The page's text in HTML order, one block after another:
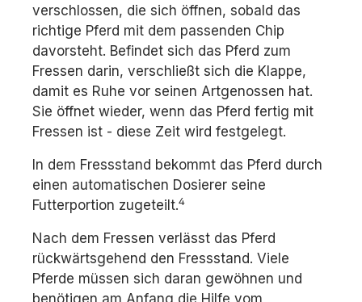
verschlossen, die sich öffnen, sobald das
richtige Pferd mit dem passenden Chip
davorsteht. Befindet sich das Pferd zum
Fressen darin, verschließt sich die Klappe,
damit es Ruhe vor seinen Artgenossen hat.
Sie öffnet wieder, wenn das Pferd fertig mit
Fressen ist - diese Zeit wird festgelegt.
In dem Fressstand bekommt das Pferd durch
einen automatischen Dosierer seine
Futterportion zugeteilt.4
Nach dem Fressen verlässt das Pferd
rückwärtsgehend den Fressstand. Viele
Pferde müssen sich daran gewöhnen und